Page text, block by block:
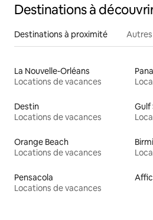
Destinations à
Destinations à proximité
La Nouvelle-Orléans
Locations de vacances
Destin
Locations de vacances
Gulf
Orange Beach
Locations de vacances
Pensacola
Locations de vacances